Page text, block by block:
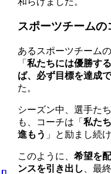
スポーツチームの
あるスポーツチーム
「私たちには優勝す
ば、必ず目標を達成
た。
シーズン中、選手た
も、コーチは「私た
進もう 」と励まし続
このように、希望を
ンスを引き出し
、最